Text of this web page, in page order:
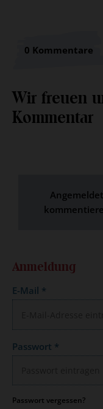
0 Kommentare
Wir freuen
Kommentar
Angemeldet
Anmeldung
E-Mail *
Passwort *
Passwort vergessen?